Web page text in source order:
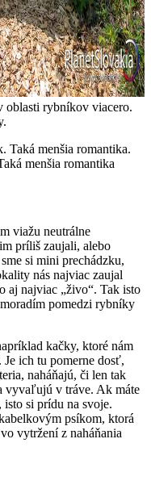
oblasti rybníkov viacero.
menšia romantika
viažu neutrálne
príliš zaujali, alebo
si mini prechádzku,
nás najviac zaujal
aj najviac „živo“. Tak isto
pomedzi rybníky
kačky, ktoré nám
ich tu pomerne dosť,
naháňajú, či len tak
vyvaľujú v tráve. Ak máte
isto si prídu na svoje.
psíkom, ktorá
vytržení z naháňania